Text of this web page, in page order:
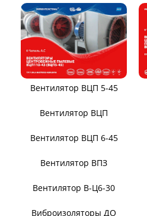
Вентиляторы для АЭС
Виброизоляторы ДО